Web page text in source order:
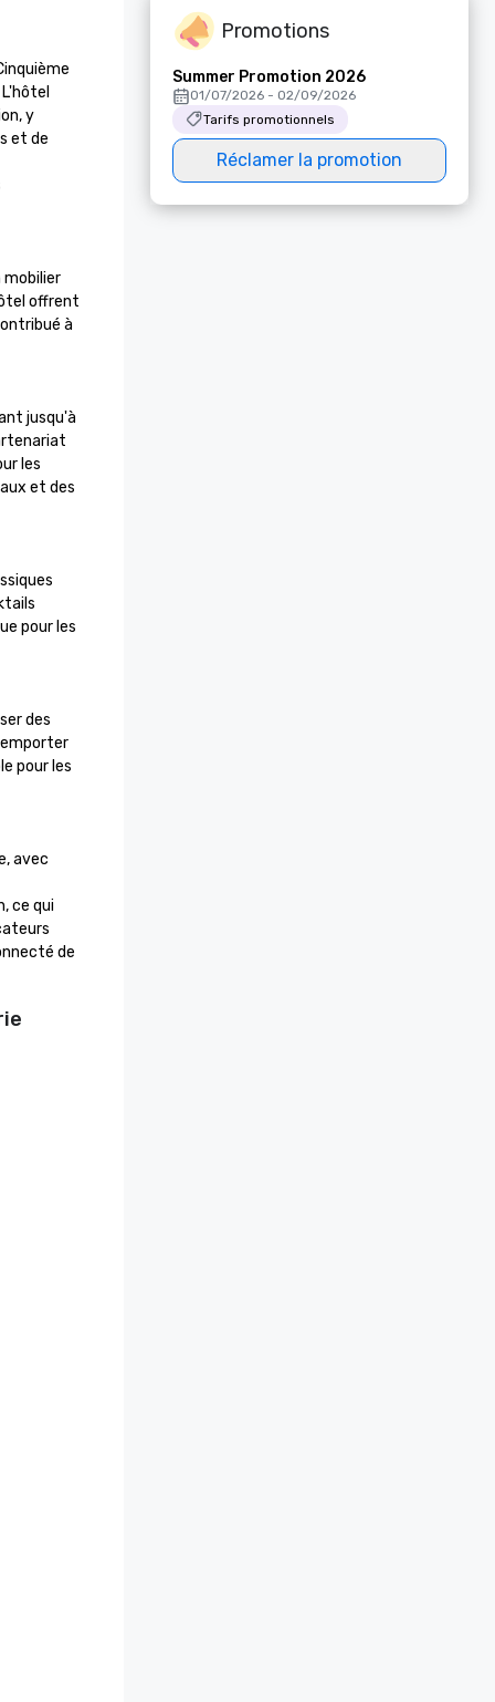
y
et de
mobilier
offrent
à
jusqu'à
les
et des
pour les
des
pour les
avec
ce qui
de
Promotions
Summer Promotion 2026
01/07/2026 - 02/09/2026
Tarifs promotionnels
Réclamer la promotion